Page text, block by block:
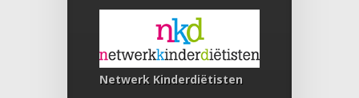
Netwerk Kinderdiëtisten